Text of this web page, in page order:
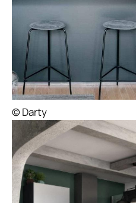
© Darty